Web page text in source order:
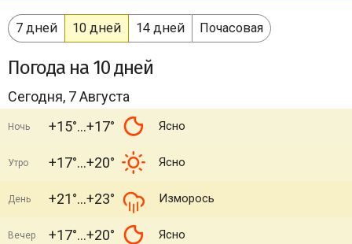
7 дней 10 дней 14 дней Почасовая
Погода на 10 дней
Сегодня, 7 Августа
Ночь +15° +17° Ясно
Утро +17° +20° Ясно
День +21° +23° Изморось
Вечер +17° +20° Ясно